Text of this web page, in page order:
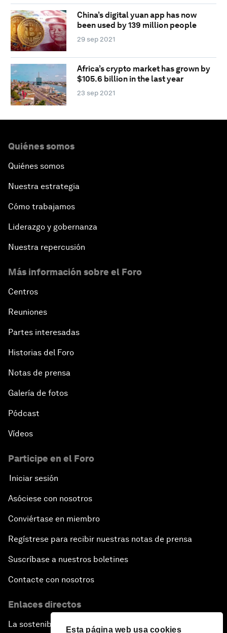
Esta página web usa cookies
China’s digital yuan app has now
been used by 139 million people
29 sep 2021
Africa’s crypto market has grown by
$105.6 billion in the last year
23 sep 2021
Quiénes somos
Quiénes somos
Nuestra estrategia
Cómo trabajamos
Liderazgo y gobernanza
Nuestra repercusión
Más información sobre el Foro
Centros
Reuniones
Partes interesadas
Historias del Foro
Notas de prensa
Galería de fotos
Pódcast
Vídeos
Participe en el Foro
Iniciar sesión
Asóciese con nosotros
Conviértase en miembro
Regístrese para recibir nuestras notas de prensa
Suscríbase a nuestros boletines
Contacte con nosotros
Enlaces directos
La sostenibilidad en el Foro